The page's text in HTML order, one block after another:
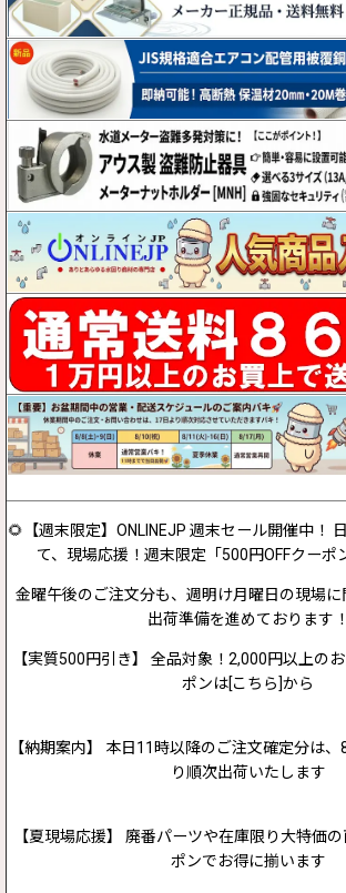
🌻【週末限定】ONLINEJP 週末セール開催中！
て、現場応援！週末限定「500円OFFクーポ
金曜午後のご注文分も、週明け月曜日の現場
出荷準備を進めております！
【実質500円引き】 全品対象！2,000円以上の
ポンは[こちら]から
【納期案内】 本日11時以降のご注文確定分は
り順次出荷いたします
【夏現場応援】 廃番パーツや在庫限り大特価
ポンでお得に揃います